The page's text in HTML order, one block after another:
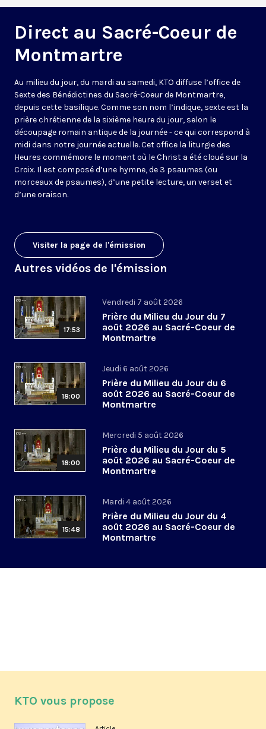
Direct au Sacré-Coeur de
Montmartre
Au milieu du jour, du mardi au samedi, KTO diffuse l’office de
Sexte des Bénédictines du Sacré-Coeur de Montmartre,
depuis cette basilique. Comme son nom l’indique, sexte est la
prière chrétienne de la sixième heure du jour, selon le
découpage romain antique de la journée - ce qui correspond à
midi dans notre journée actuelle. Cet office la liturgie des
Heures commémore le moment où le Christ a été cloué sur la
Croix. Il est composé d’une hymne, de 3 psaumes (ou
morceaux de psaumes), d’une petite lecture, un verset et
d’une oraison.
Visiter la page de l'émission
Autres vidéos de l'émission
17:53
Vendredi 7 août 2026
Prière du Milieu du Jour du 7
août 2026 au Sacré-Coeur de
Montmartre
18:00
Jeudi 6 août 2026
Prière du Milieu du Jour du 6
août 2026 au Sacré-Coeur de
Montmartre
18:00
Mercredi 5 août 2026
Prière du Milieu du Jour du 5
août 2026 au Sacré-Coeur de
Montmartre
15:48
Mardi 4 août 2026
Prière du Milieu du Jour du 4
août 2026 au Sacré-Coeur de
Montmartre
KTO vous propose